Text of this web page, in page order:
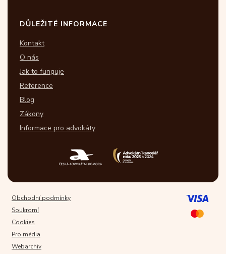
DŮLEŽITÉ INFORMACE
Kontakt
O nás
Jak to funguje
Reference
Blog
Zákony
Informace pro advokáty
Obchodní podmínky
Soukromí
Cookies
Pro média
Webarchiv